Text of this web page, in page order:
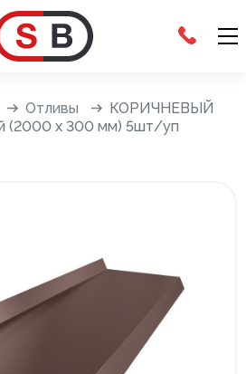
Отливы
КОРИЧНЕВЫЙ
(2000 х 300 мм) 5шт/уп